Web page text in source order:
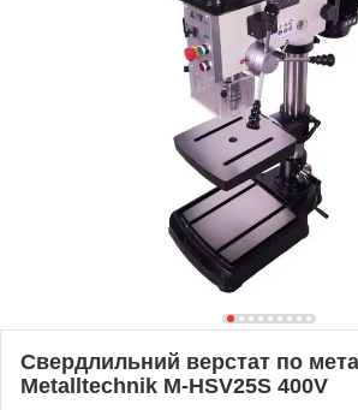
Свердлильний верстат по
Metalltechnik M-HSV25S 400V